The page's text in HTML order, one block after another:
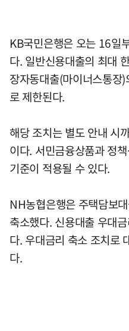
KB국민은행은 오는 16일
다. 일반신용대출의 최대
장자동대출(마이너스통
로 제한된다.
해당 조치는 별도 안내 시
이다. 서민금융상품과 정
기준이 적용될 수 있다.
NH농협은행은 주택담보
축소했다. 신용대출 우대
다. 우대금리 축소 조치로
다.